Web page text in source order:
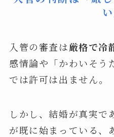
い
入管の審査は厳格で冷
感情論や「かわいそう
では許可は出ません。
しかし、結婚が真実で
が既に始まっている、